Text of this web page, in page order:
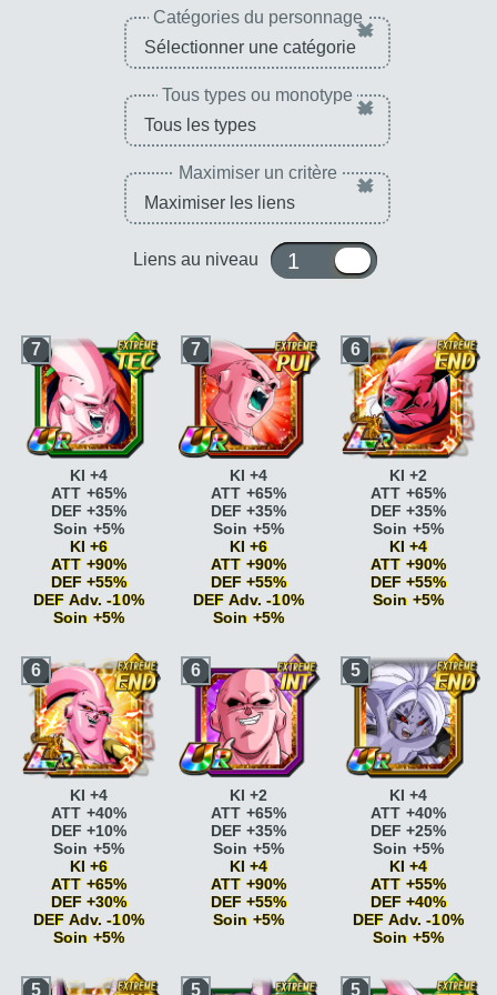
Catégories du personnage×
Tous types ou monotype ×
Maximiser un critère ×
Liens au niveau 1 ou 10
7
époustouflanteKI
+2
Vitesse
époustouflanteKI
+2 DEF +5%
Combat acharnéATT
+15%
Combat acharné
+20%
ATT +25% DEF
+25% <=80% HP
ATT +25% DEF
+25%
Peur et désespoir
+2
Peur et désespoir
Majin ATT +10% DEF
+10%
KI +4
ATT +65%
DEF +35%
Soin +5%
KI +6
ATT +90%
DEF +55%
DEF Adv. -10%
Soin +5%
7
époustouflanteKI
+2
Vitesse
époustouflante
+2 DEF +5%
Combat acharnéATT
+15%
Combat acharné
+20%
ATT +25% DEF
+25% <=80% HP
ATT +25% DEF
+25%
Peur et désespoir
+2
Majin ATT +10% DEF
+10%
KI +4
ATT +65%
DEF +35%
Soin +5%
KI +6
ATT +90%
DEF +55%
DEF Adv. -10%
Soin +5%
6
époustouflanteKI
+2
Vitesse
époustouflante
+2 DEF +5%
Combat acharnéATT
+15%
Combat acharnéATT
+20%
ATT +25% DEF
+25% <=80% HP
ATT +25% DEF
+25%
MajinATT +10% DEF
+10%
MajinKI +2 ATT
+15% DEF +15%
Mur gênantATT
KI +2
ATT +65%
DEF +35%
Soin +5%
KI +4
ATT +90%
DEF +55%
Soin +5%
6
époustouflanteKI
KI +4
ATT +40%
DEF +10%
Soin +5%
KI +6
ATT +65%
DEF +30%
DEF Adv. -10%
Soin +5%
6
époustouflanteKI
+2
KI +2
ATT +65%
DEF +35%
Soin +5%
KI +4
ATT +90%
DEF +55%
Soin +5%
5
époustouflanteKI
KI +4
ATT +40%
DEF +25%
Soin +5%
KI +4
ATT +55%
DEF +40%
DEF Adv. -10%
Soin +5%
5 5 5